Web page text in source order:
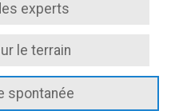
experts
le terrain
spontanée